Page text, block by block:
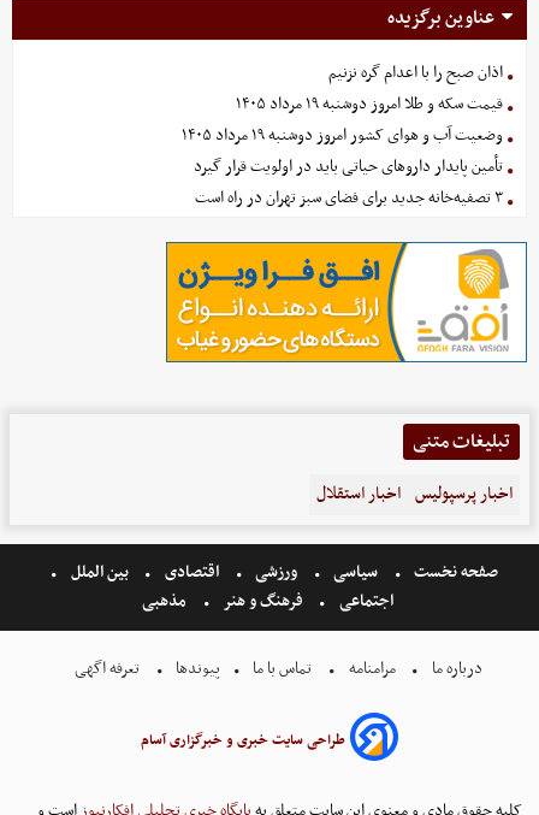
عناوین برگزیده
اذان صبح را با اعدام گره نزنیم
قیمت سکه و طلا امروز دوشنبه ۱۹ مرداد ۱۴۰۵
وضعیت آب و هوای کشور امروز دوشنبه ۱۹ مرداد ۱۴۰۵
تأمین پایدار داروهای حیاتی باید در اولویت قرار گیرد
۳ تصفیه‌خانه جدید برای فضای سبز تهران در راه است
تبلیغات متنی
اخبار پرسپولیس اخبار استقلال
صفحه نخست سیاسی ورزشی اقتصادی
بین الملل
اجتماعی
فرهنگ و هنر مذهبی
درباره ما مرامنامه تماس با ما پیوندها تعرفه اگهی
طراحی سایت خبری و خبرگزاری آسام